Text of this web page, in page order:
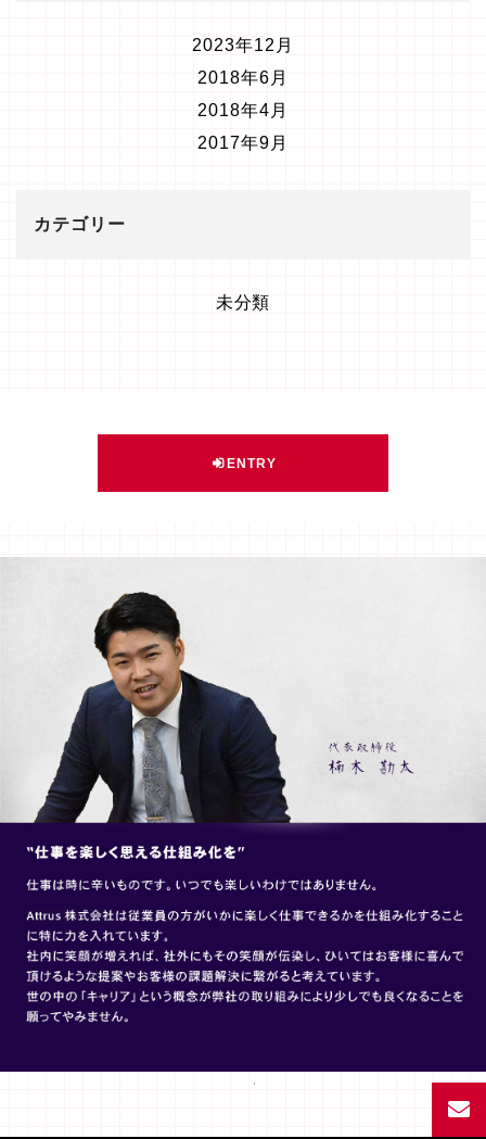
2023年12月
2018年6月
2018年4月
2017年9月
カテゴリー
未分類
ENTRY
Facebook